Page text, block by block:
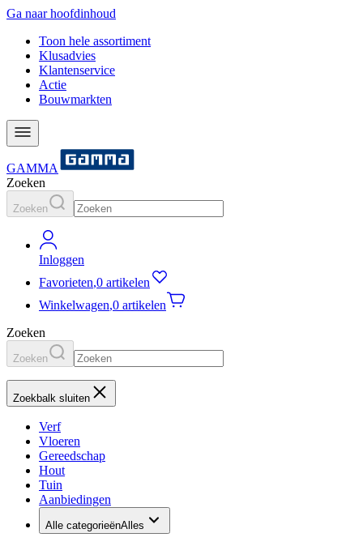
Ga naar hoofdinhoud
Toon hele assortiment
Klusadvies
Klantenservice
Actie
Bouwmarkten
GAMMA
Zoeken
Zoeken
Inloggen
Favorieten,0 artikelen
Winkelwagen,0 artikelen
Zoeken
Zoeken
Zoekbalk sluiten
Verf
Vloeren
Gereedschap
Hout
Tuin
Aanbiedingen
Alle categorieënAlles